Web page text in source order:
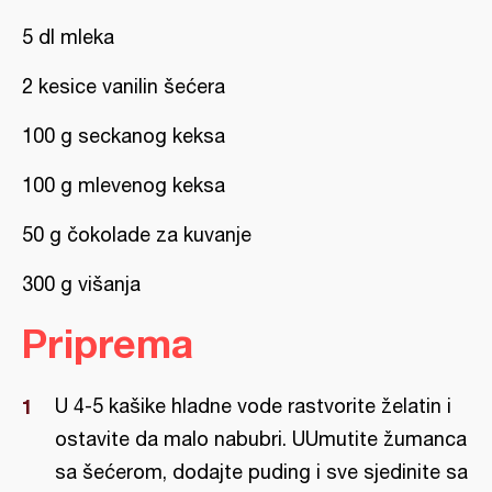
5 dl mleka
2 kesice vanilin šećera
100 g seckanog keksa
100 g mlevenog keksa
50 g čokolade za kuvanje
300 g višanja
Priprema
U 4-5 kašike hladne vode rastvorite želatin i
ostavite da malo nabubri. UUmutite žumanca
sa šećerom, dodajte puding i sve sjedinite sa